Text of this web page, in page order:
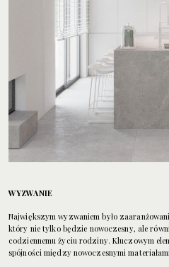
WYZWANIE
Największym wyzwaniem było
który nie tylko będzie nowoczesny, ale
codziennemu życiu rodziny. Kluczowym
spójności między nowoczesnymi